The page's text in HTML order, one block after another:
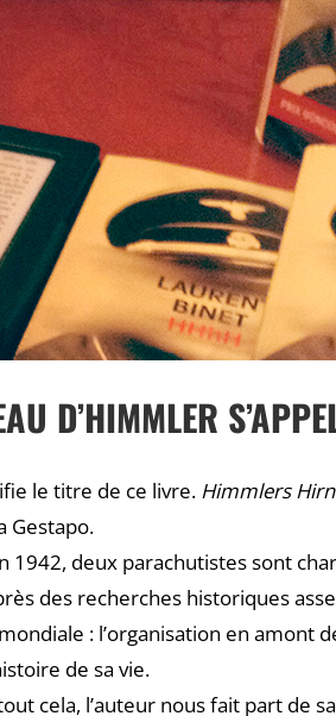
D’HIMMLER
le titre de ce livre. Himmlers
Gestapo.
1942, deux parachutistes sont
des recherches historiques
: l’organisation en amont
de sa vie.
cela, l’auteur nous fait part de